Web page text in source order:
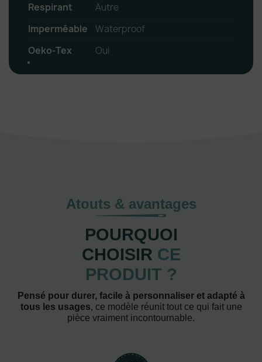
Respirant
Autre
Imperméable
Waterproof
Oeko-Tex
Oui
Atouts & avantages
POURQUOI
CHOISIR CE
PRODUIT ?
Pensé pour durer, facile à personnaliser et adapté à
tous les usages, ce modèle réunit tout ce qui fait une
pièce vraiment incontournable.